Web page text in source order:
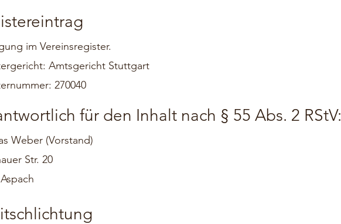
im Vereinsregister.
Amtsgericht Stuttgart
270040
für den Inhalt nach § 55 Abs. 2 RStV:
Weber (Vorstand)
Str. 20